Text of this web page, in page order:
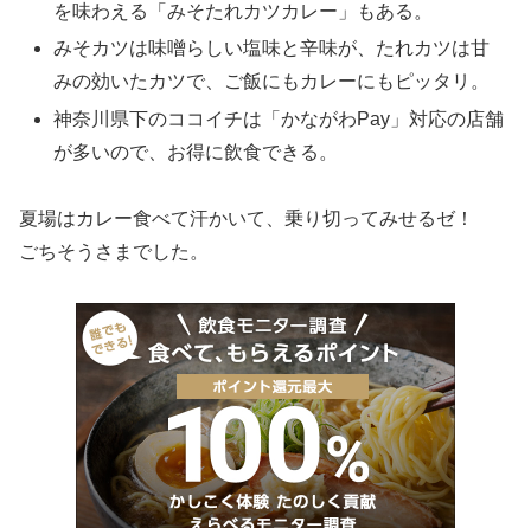
を味わえる「みそたれカツカレー」もある。
みそカツは味噌らしい塩味と辛味が、たれカツは甘
みの効いたカツで、ご飯にもカレーにもピッタリ。
神奈川県下のココイチは「かながわPay」対応の店舗
が多いので、お得に飲食できる。
夏場はカレー食べて汗かいて、乗り切ってみせるゼ！
ごちそうさまでした。